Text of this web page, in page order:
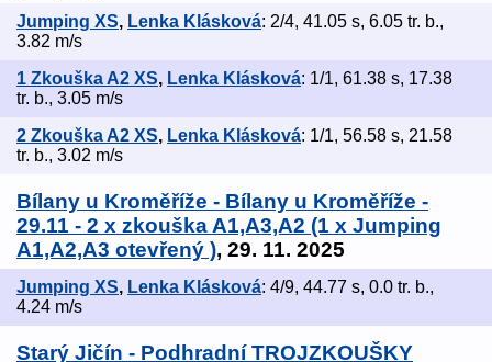
Jumping XS, Lenka Klásková: 2/4, 41.05 s, 6.05 tr. b.,
3.82 m/s
1 Zkouška A2 XS, Lenka Klásková: 1/1, 61.38 s, 17.38
tr. b., 3.05 m/s
2 Zkouška A2 XS, Lenka Klásková: 1/1, 56.58 s, 21.58
tr. b., 3.02 m/s
Bílany u Kroměříže - Bílany u Kroměříže -
29.11 - 2 x zkouška A1,A3,A2 (1 x Jumping
A1,A2,A3 otevřený ), 29. 11. 2025
Jumping XS, Lenka Klásková: 4/9, 44.77 s, 0.0 tr. b.,
4.24 m/s
Starý Jičín - Podhradní TROJZKOUŠKY